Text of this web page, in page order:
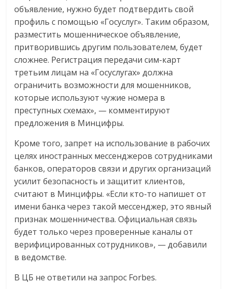
объявление, нужно будет подтвердить свой
профиль с помощью «Госуслуг». Таким образом,
разместить мошенническое объявление,
притворившись другим пользователем, будет
сложнее. Регистрация передачи сим-карт
третьим лицам на «Госуслугах» должна
ограничить возможности для мошенников,
которые используют чужие номера в
преступных схемах», — комментируют
предложения в Минцифры.
Кроме того, запрет на использование в рабочих
целях иностранных мессенджеров сотрудниками
банков, операторов связи и других организаций
усилит безопасность и защитит клиентов,
считают в Минцифры. «Если кто-то напишет от
имени банка через такой мессенджер, это явный
признак мошенничества. Официальная связь
будет только через проверенные каналы от
верифицированных сотрудников», — добавили
в ведомстве.
В ЦБ не ответили на запрос Forbes.